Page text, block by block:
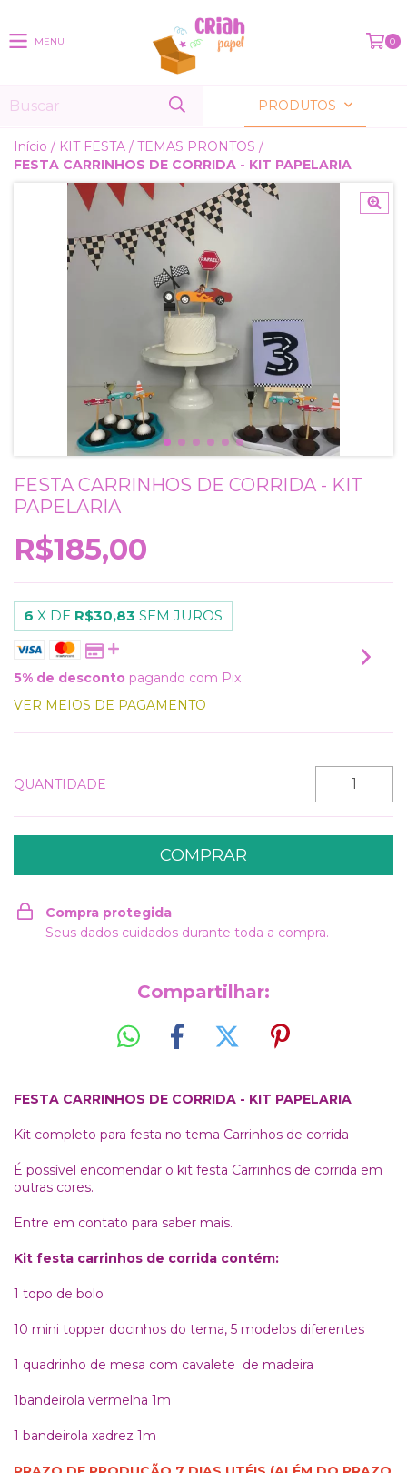
MENU 0
PRODUTOS
Início / KIT FESTA / TEMAS PRONTOS /
FESTA CARRINHOS DE CORRIDA - KIT PAPELARIA
FESTA CARRINHOS DE CORRIDA - KIT
PAPELARIA
R$185,00
6 X DE R$30,83 SEM JUROS
5% de desconto pagando com Pix
VER MEIOS DE PAGAMENTO
QUANTIDADE
Compra protegida
Seus dados cuidados durante toda a compra.
Compartilhar:
FESTA CARRINHOS DE CORRIDA - KIT PAPELARIA
Kit completo para festa no tema Carrinhos de corrida
É possível encomendar o kit festa Carrinhos de corrida em
outras cores.
Entre em contato para saber mais.
Kit festa carrinhos de corrida contém:
1 topo de bolo
10 mini topper docinhos do tema, 5 modelos diferentes
1 quadrinho de mesa com cavalete de madeira
1bandeirola vermelha 1m
1 bandeirola xadrez 1m